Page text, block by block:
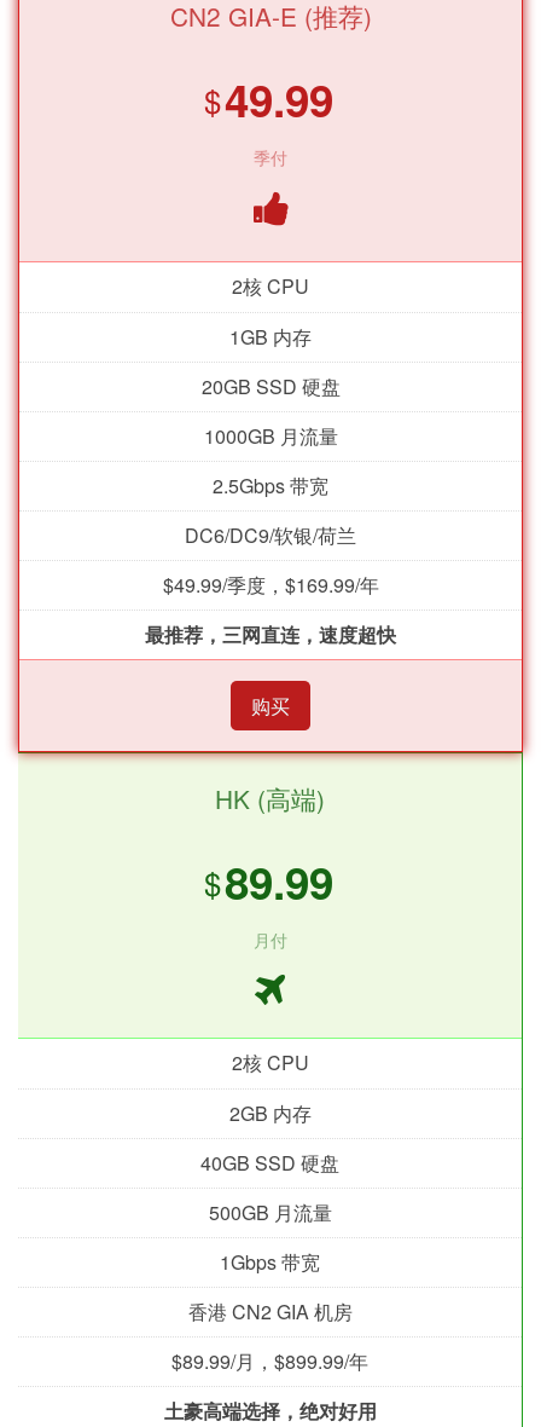
CN2 GIA-E (推荐)
$49.99
季付
2核 CPU
1GB 内存
20GB SSD 硬盘
1000GB 月流量
2.5Gbps 带宽
DC6/DC9/软银/荷兰
$49.99/季度，$169.99/年
最推荐，三网直连，速度超快
购买
HK (高端)
$89.99
月付
2核 CPU
2GB 内存
40GB SSD 硬盘
500GB 月流量
1Gbps 带宽
香港 CN2 GIA 机房
$89.99/月，$899.99/年
土豪高端选择，绝对好用